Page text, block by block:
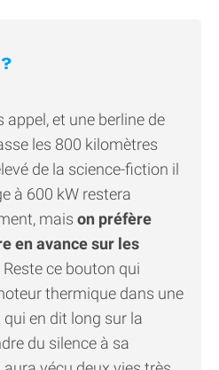
et une berline de
les 800 kilomètres
de la science-fiction il
à 600 kW restera
mais on préfère
en avance sur les
Reste ce bouton qui
thermique dans une
qui en dit long sur la
du silence à sa